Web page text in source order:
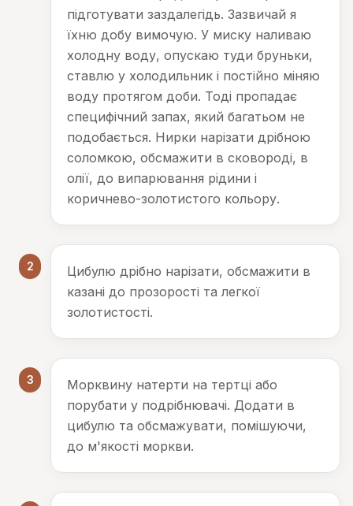
підготувати заздалегідь. Зазвичай я
їхню добу вимочую. У миску наливаю
холодну воду, опускаю туди бруньки,
ставлю у холодильник і постійно міняю
воду протягом доби. Тоді пропадає
специфічний запах, який багатьом не
подобається. Нирки нарізати дрібною
соломкою, обсмажити в сковороді, в
олії, до випарювання рідини і
коричнево-золотистого кольору.
2
Цибулю дрібно нарізати, обсмажити в
казані до прозорості та легкої
золотистості.
3
Морквину натерти на тертці або
порубати у подрібнювачі. Додати в
цибулю та обсмажувати, помішуючи,
до м'якості моркви.